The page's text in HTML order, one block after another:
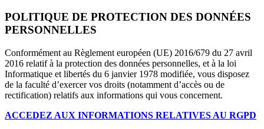
POLITIQUE DE PROTECTION DES DONNÉES
PERSONNELLES
Conformément au Règlement européen (UE) 2016/679 du 27 avril
2016 relatif à la protection des données personnelles, et à la loi
Informatique et libertés du 6 janvier 1978 modifiée, vous disposez
de la faculté d’exercer vos droits (notamment d’accès ou de
rectification) relatifs aux informations qui vous concernent.
ACCEDEZ AUX INFORMATIONS RELATIVES AU RGPD